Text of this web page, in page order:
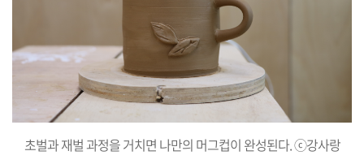
초벌과 재벌 과정을 거치면 나만의 머그컵이 완성된다. ⓒ강사랑